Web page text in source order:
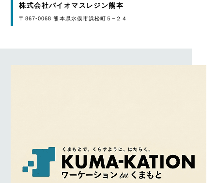
株式会社バイオマスレジン熊本
〒867-0068 熊本県水俣市浜松町５−２４